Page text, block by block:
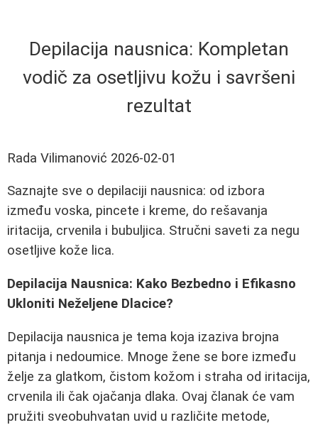
Depilacija nausnica: Kompletan
vodič za osetljivu kožu i savršeni
rezultat
Rada Vilimanović 2026-02-01
Saznajte sve o depilaciji nausnica: od izbora
između voska, pincete i kreme, do rešavanja
iritacija, crvenila i bubuljica. Stručni saveti za negu
osetljive kože lica.
Depilacija Nausnica: Kako Bezbedno i Efikasno
Ukloniti Neželjene Dlacice?
Depilacija nausnica je tema koja izaziva brojna
pitanja i nedoumice. Mnoge žene se bore između
želje za glatkom, čistom kožom i straha od iritacija,
crvenila ili čak ojačanja dlaka. Ovaj članak će vam
pružiti sveobuhvatan uvid u različite metode,